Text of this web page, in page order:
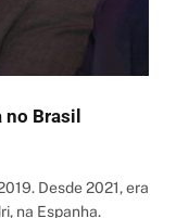
Brasil
Desde 2021, era
na Espanha.